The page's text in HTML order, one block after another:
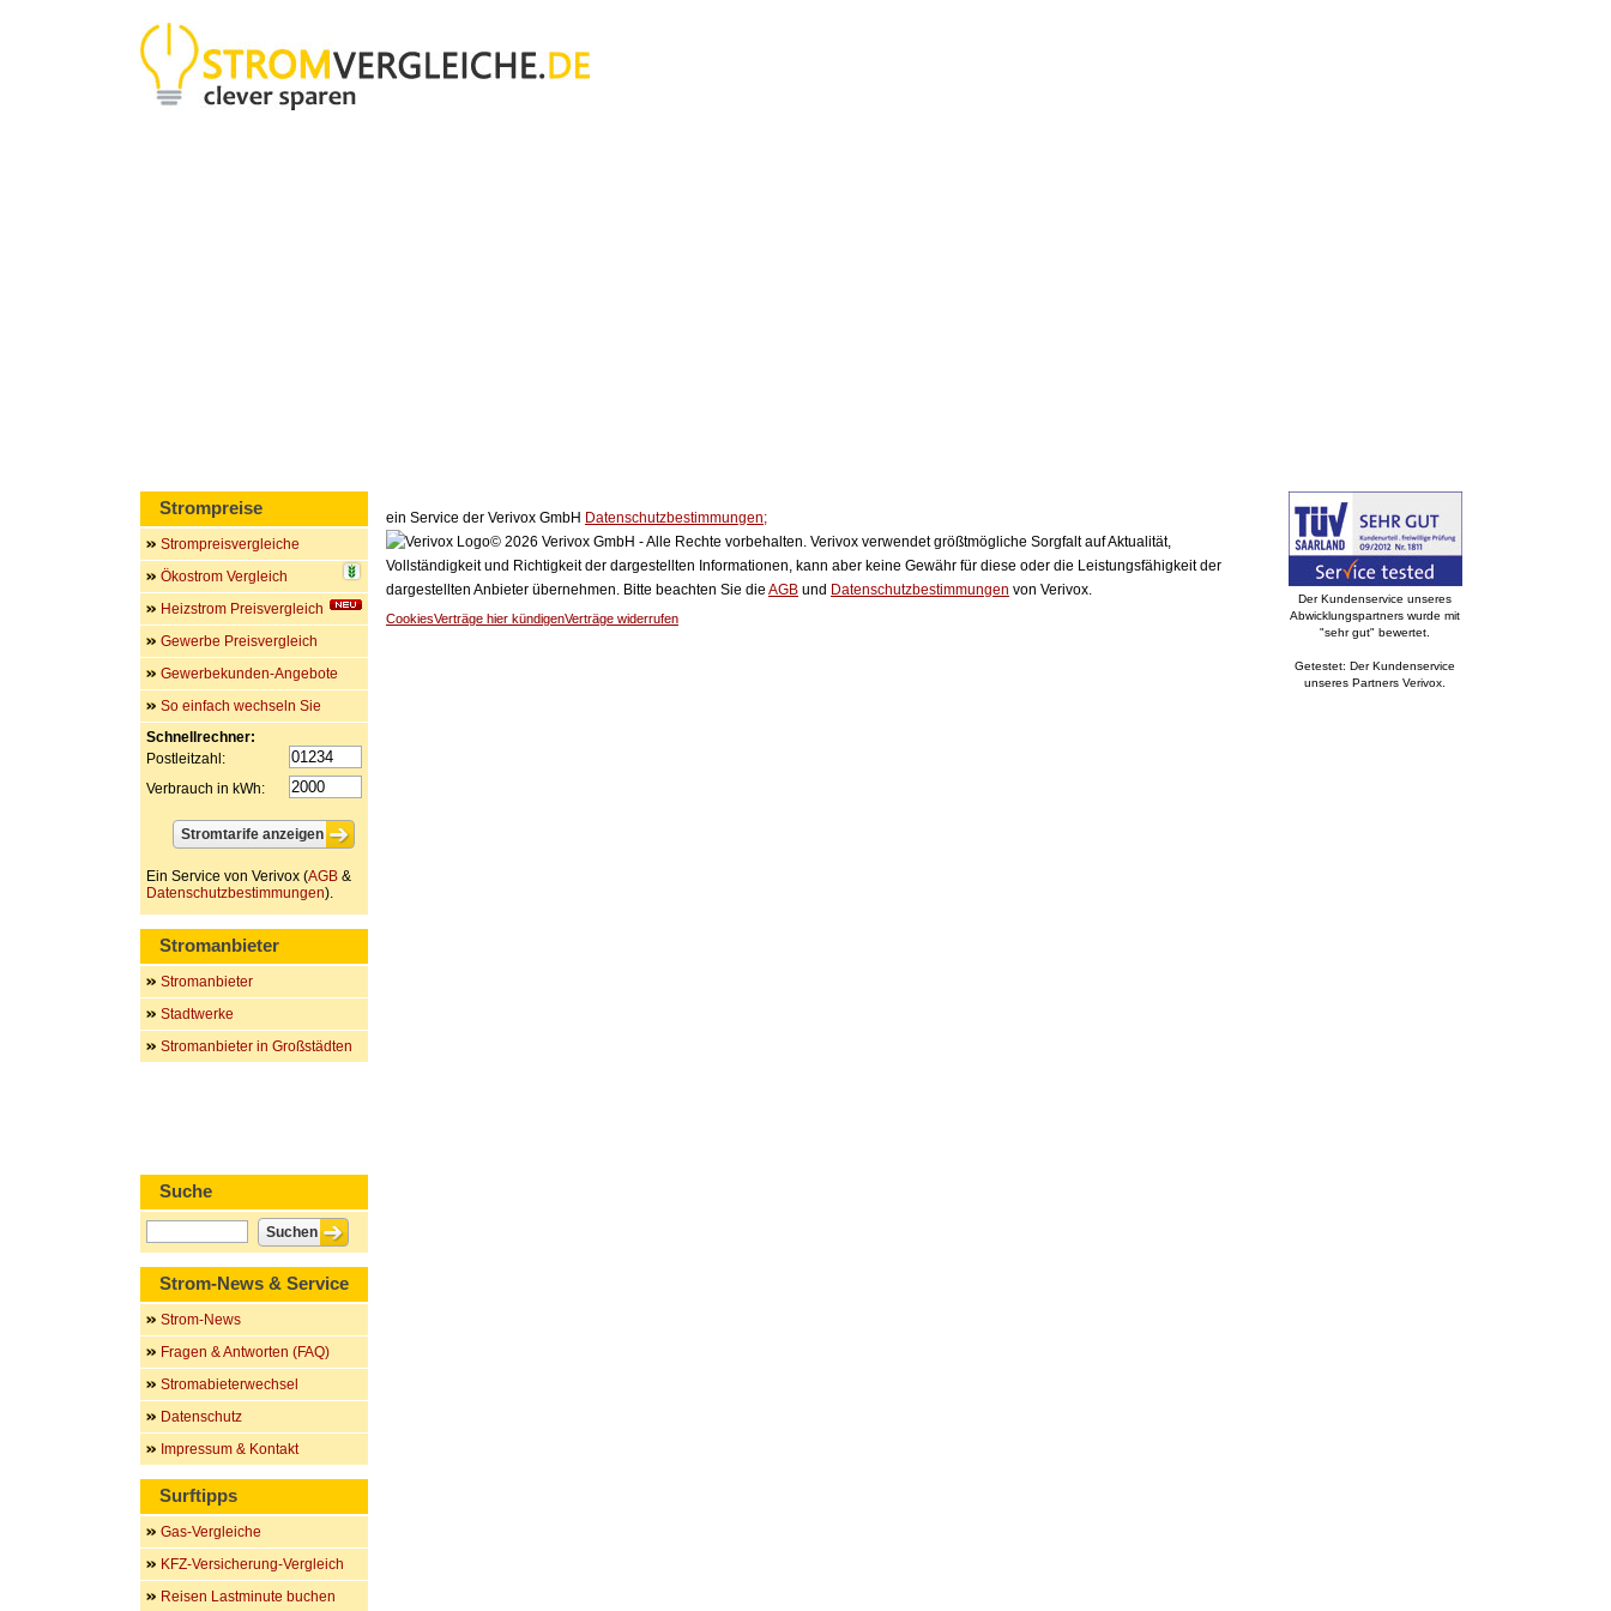
ein Service der Verivox GmbH Datenschutzbestimmungen;
© 2026 Verivox GmbH - Alle Rechte vorbehalten. Verivox verwendet größtmögliche Sorgfalt auf Aktualität,
Vollständigkeit und Richtigkeit der dargestellten Informationen, kann aber keine Gewähr für diese oder die Leistungsfähigkeit der
dargestellten Anbieter übernehmen. Bitte beachten Sie die AGB und Datenschutzbestimmungen von Verivox.
CookiesVerträge hier kündigenVerträge widerrufen
Strompreise
Strompreisvergleiche
Ökostrom Vergleich
Heizstrom Preisvergleich
Gewerbe Preisvergleich
Gewerbekunden-Angebote
So einfach wechseln Sie
Schnellrechner:
Postleitzahl:
Verbrauch in kWh:
Ein Service von Verivox (AGB &
Datenschutzbestimmungen).
Stromanbieter
Stromanbieter
Stadtwerke
Stromanbieter in Großstädten
Suche
Strom-News & Service
Strom-News
Fragen & Antworten (FAQ)
Stromabieterwechsel
Datenschutz
Impressum & Kontakt
Surftipps
Gas-Vergleiche
KFZ-Versicherung-Vergleich
Reisen Lastminute buchen
Der Kundenservice unseres
Abwicklungspartners wurde mit
"sehr gut" bewertet.
Getestet: Der Kundenservice
unseres Partners Verivox.